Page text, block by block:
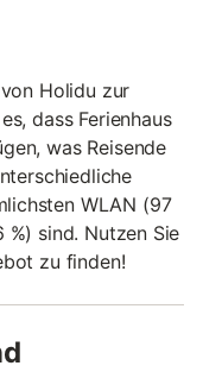
Holidu zur
dass Ferienhaus
was Reisende
WLAN (97
%) sind. Nutzen Sie
zu finden!